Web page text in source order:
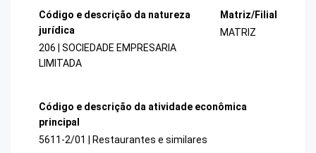
Código e descrição da natureza
jurídica
206 | SOCIEDADE EMPRESARIA
LIMITADA
Matriz/Filial
MATRIZ
Código e descrição da atividade econômica
principal
5611-2/01 | Restaurantes e similares